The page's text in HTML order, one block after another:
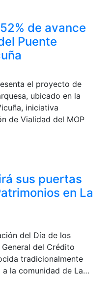
de avance
Puente
el proyecto de
ubicado en la
iniciativa
de Vialidad del MOP
sus puertas
en La
del Día de los
del Crédito
tradicionalmente
a la comunidad de La…